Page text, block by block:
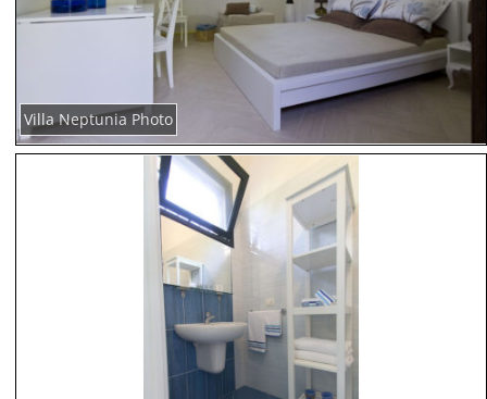
Villa Neptunia Photo